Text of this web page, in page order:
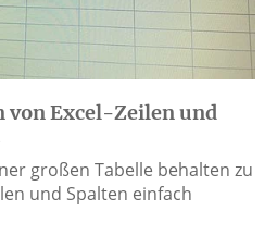
von Excel-Zeilen und
großen Tabelle behalten zu
und Spalten einfach